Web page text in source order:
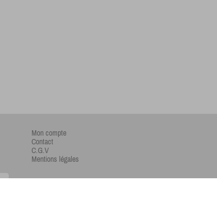
Mon compte
Contact
C.G.V
Mentions légales